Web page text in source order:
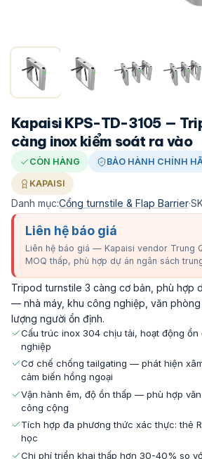
Kapaisi KPS-TD-3105 —
càng inox kiểm soát ra vào
CÒN HÀNG BẢO HÀNH CHÍNH
KAPAISI
Danh mục:Cổng turnstile & Flap Barrier·
Liên hệ báo giá
Liên hệ báo giá — Kapaisi vendor Trung
MOQ thấp, phù hợp dự án ngân sách
Tripod turnstile 3 càng cơ bản, phù hợp
— nhà máy, khu công nghiệp, văn
lượng người ổn định.
Cấu trúc inox 304 chịu tải, hoạt động
nghiệp
Cơ chế chống tailgating — phát hiện
cảm biến hồng ngoại
Vận hành êm, độ ồn thấp — phù hợp
công cộng
Tích hợp đa phương thức xác thực: thẻ
học
Chi phí triển khai thấp hơn 30-40% so